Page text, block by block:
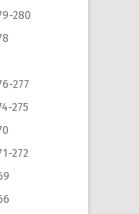
280
277
275
272